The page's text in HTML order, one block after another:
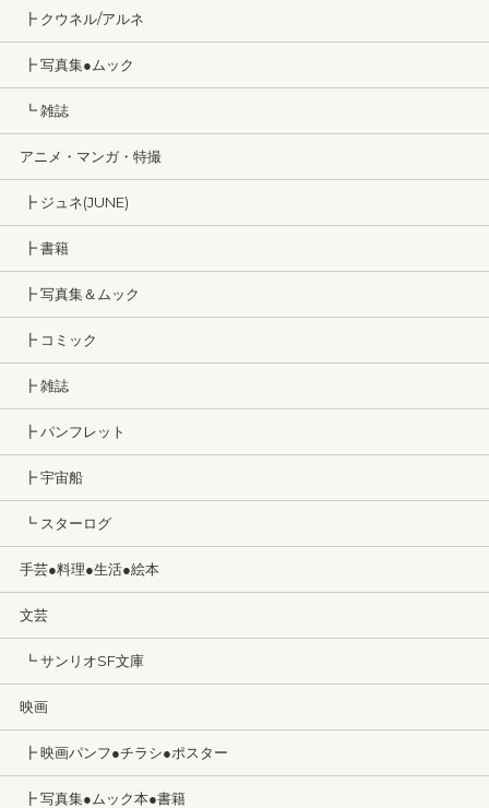
┣ クウネル/アルネ
┣ 写真集●ムック
┗ 雑誌
アニメ・マンガ・特撮
┣ ジュネ(JUNE)
┣ 書籍
┣ 写真集＆ムック
┣ コミック
┣ 雑誌
┣ パンフレット
┣ 宇宙船
┗ スターログ
手芸●料理●生活●絵本
文芸
┗ サンリオSF文庫
映画
┣ 映画パンフ●チラシ●ポスター
┣ 写真集●ムック本●書籍